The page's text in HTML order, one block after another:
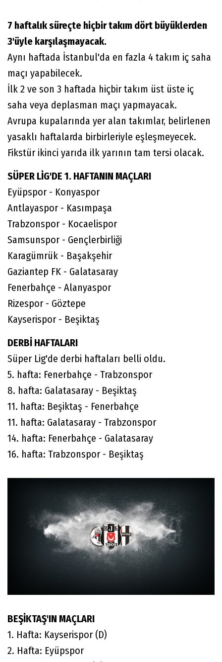
7 haftalık süreçte hiçbir takım dört büyüklerden
3'üyle karşılaşmayacak.
Aynı haftada İstanbul'da en fazla 4 takım iç saha
maçı yapabilecek.
İlk 2 ve son 3 haftada hiçbir takım üst üste iç
saha veya deplasman maçı yapmayacak.
Avrupa kupalarında yer alan takımlar, belirlenen
yasaklı haftalarda birbirleriyle eşleşmeyecek.
Fikstür ikinci yarıda ilk yarının tam tersi olacak.
SÜPER LİG'DE 1. HAFTANIN MAÇLARI
Eyüpspor - Konyaspor
Antlayaspor - Kasımpaşa
Trabzonspor - Kocaelispor
Samsunspor - Gençlerbirliği
Karagümrük - Başakşehir
Gaziantep FK - Galatasaray
Fenerbahçe - Alanyaspor
Rizespor - Göztepe
Kayserispor - Beşiktaş
DERBİ HAFTALARI
Süper Lig'de derbi haftaları belli oldu.
5. hafta: Fenerbahçe - Trabzonspor
8. hafta: Galatasaray - Beşiktaş
11. hafta: Beşiktaş - Fenerbahçe
11. hafta: Galatasaray - Trabzonspor
14. hafta: Fenerbahçe - Galatasaray
16. hafta: Trabzonspor - Beşiktaş
BEŞİKTAŞ'IN MAÇLARI
1. Hafta: Kayserispor (D)
2. Hafta: Eyüpspor